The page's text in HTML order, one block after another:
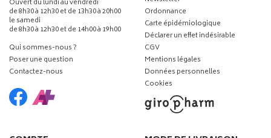
Ouvert du lundi au vendredi
de 8h30 à 12h30 et de 13h30 à 20h00
le samedi
de 8h30 à 12h30 et de 14h00 à 19h00
Qui sommes-nous ?
Poser une question
Contactez-nous
Ordonnance
Carte épidémiologique
Déclarer un effet indésirable
CGV
Mentions légales
Données personnelles
Cookies